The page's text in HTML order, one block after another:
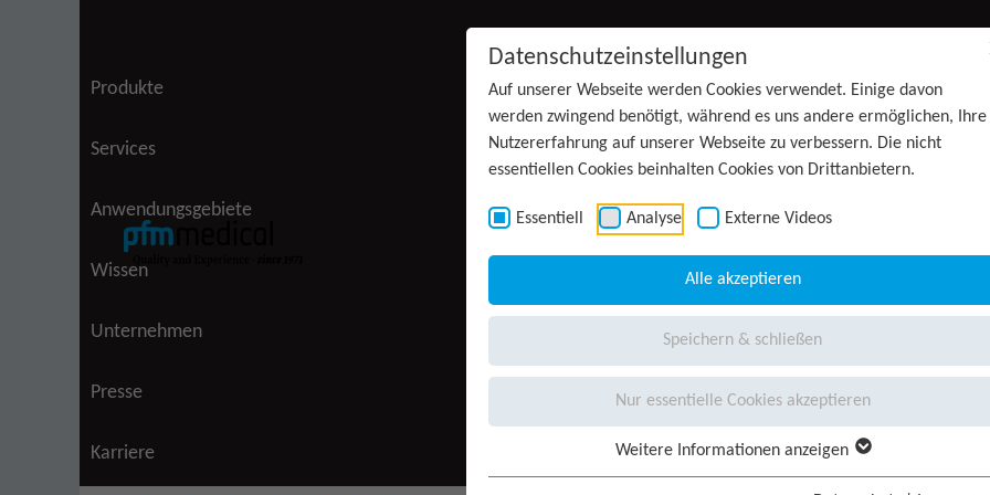
Datenschutzeinstellungen
Auf unserer Webseite werden Cookies verwendet. Einige davon
werden zwingend benötigt, während es uns andere ermöglichen, Ihre
Nutzererfahrung auf unserer Webseite zu verbessern. Die nicht
essentiellen Cookies beinhalten Cookies von Drittanbietern.
Essentiell Analyse Externe Videos
Alle akzeptieren
Speichern & schließen
Nur essentielle Cookies akzeptieren
Weitere Informationen anzeigen
Produkte
Services
Anwendungsgebiete
Wissen
Unternehmen
Presse
Karriere